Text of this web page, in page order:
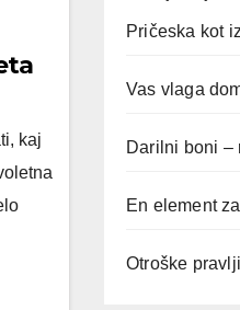
kaj
Pričeska kot
Vas vlaga
Darilni boni –
En element
Otroške